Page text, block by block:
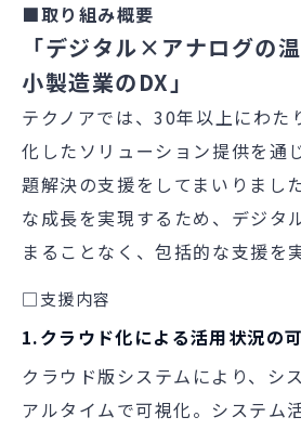
■取り組み概要
「デジタル×アナログの
小製造業のDX」
テクノアでは、30年以上にわた
化したソリューション提供を通
題解決の支援をしてまいりました
な成長を実現するため、デジタ
まることなく、包括的な支援を
□支援内容
1.クラウド化による活用状況の
クラウド版システムにより、シ
アルタイムで可視化。システム